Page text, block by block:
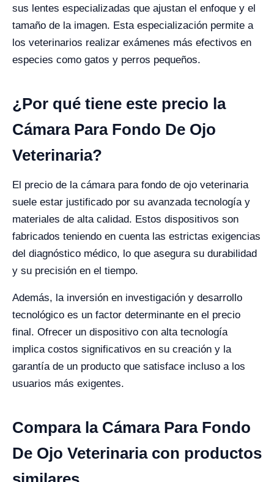
sus lentes especializadas que ajustan el enfoque y el
tamaño de la imagen. Esta especialización permite a
los veterinarios realizar exámenes más efectivos en
especies como gatos y perros pequeños.
¿Por qué tiene este precio la
Cámara Para Fondo De Ojo
Veterinaria?
El precio de la cámara para fondo de ojo veterinaria
suele estar justificado por su avanzada tecnología y
materiales de alta calidad. Estos dispositivos son
fabricados teniendo en cuenta las estrictas exigencias
del diagnóstico médico, lo que asegura su durabilidad
y su precisión en el tiempo.
Además, la inversión en investigación y desarrollo
tecnológico es un factor determinante en el precio
final. Ofrecer un dispositivo con alta tecnología
implica costos significativos en su creación y la
garantía de un producto que satisface incluso a los
usuarios más exigentes.
Compara la Cámara Para Fondo
De Ojo Veterinaria con productos